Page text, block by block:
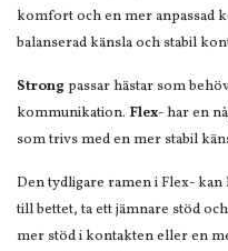
komfort och en mer anpassad
balanserad känsla och stabil
Strong passar hästar som
kommunikation. Flex- har en
som trivs med en mer stabil
Den tydligare ramen i Flex- kan
till bettet, ta ett jämnare stöd
mer stöd i kontakten eller en